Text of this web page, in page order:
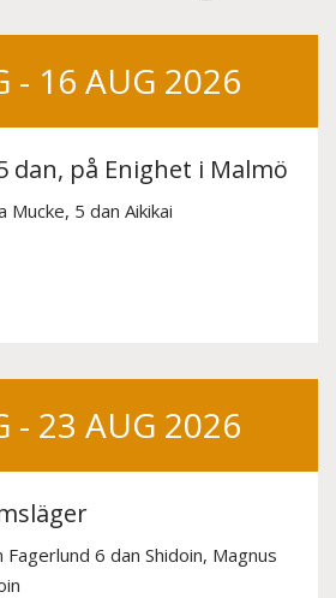
- 16 AUG 2026
dan, på Enighet i Malmö
Mucke, 5 dan Aikikai
- 23 AUG 2026
Fagerlund 6 dan Shidoin, Magnus